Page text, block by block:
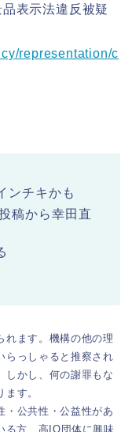
表示法違反被疑
representation/c
ンチキかも
稿から幸田直
れます。機構の他の理
らっしゃると推察され
しかし、何の謝罪もな
す。
・公共性・公益性があ
る方、高IQ団体に興味